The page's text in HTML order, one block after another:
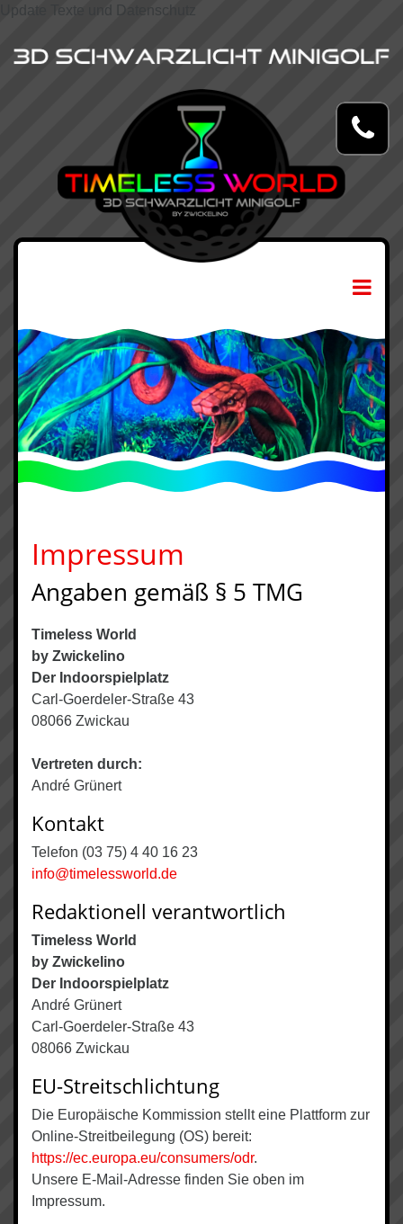
Impressum
Angaben gemäß § 5 TMG
Timeless World
by Zwickelino
Der Indoorspielplatz
Carl-Goerdeler-Straße 43
08066 Zwickau
Vertreten durch:
André Grünert
Kontakt
Telefon (03 75) 4 40 16 23
info@timelessworld.de
Redaktionell verantwortlich
Timeless World
by Zwickelino
Der Indoorspielplatz
André Grünert
Carl-Goerdeler-Straße 43
08066 Zwickau
EU-Streitschlichtung
Die Europäische Kommission stellt eine Plattform zur
Online-Streitbeilegung (OS) bereit:
https://ec.europa.eu/consumers/odr.
Unsere E-Mail-Adresse finden Sie oben im
Impressum.